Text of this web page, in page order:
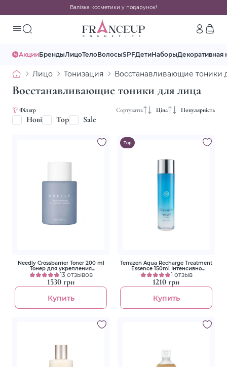
Валізка косметики у подарунок!
АкцииБрендыЛицоТелоВолосыSPFДетиНаборыДекоративная
Лицо Тонизация Восстанавливающие тоники
Восстанавливающие тоники для лица
Фільтр Сортувати: Ціна Популярність
Нові Top Sale
Needly Crossbarrier Toner 200 ml
Тонер для укрепления
защитного барьера с
керамидами и пантенолом
13 отзывов
1530 грн
Купить
Top
Terrazen Aqua Recharge Treatment
Essence 150ml Інтенсивно
зволожуюча есенція для обличчя
з гіалуроновим комплексом
1 отзыв
1210 грн
Купить